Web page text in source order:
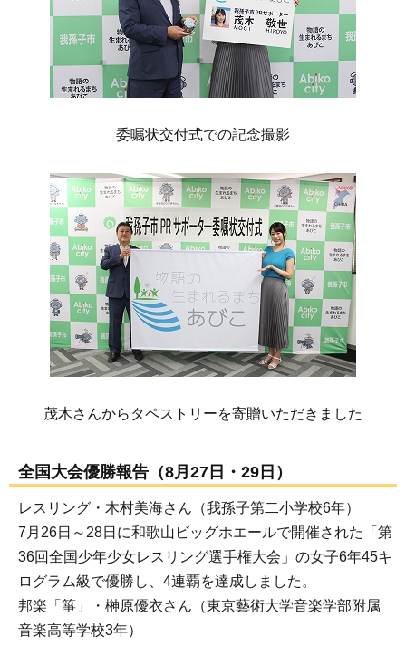
委嘱状交付式での記念撮影
茂木さんからタペストリーを寄贈いただきました
全国大会優勝報告（8月27日・29日）
レスリング・木村美海さん（我孫子第二小学校6年）
7月26日～28日に和歌山ビッグホエールで開催された「第
36回全国少年少女レスリング選手権大会」の女子6年45キ
ログラム級で優勝し、4連覇を達成しました。
邦楽「箏」・榊原優衣さん（東京藝術大学音楽学部附属
音楽高等学校3年）